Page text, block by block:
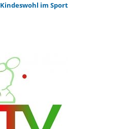
Kindeswohl im Sport